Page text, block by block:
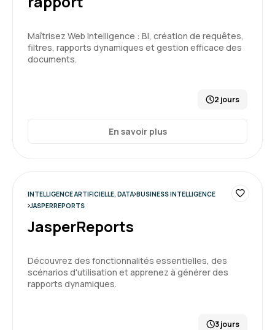
Maîtrisez Web Intelligence : BI, création de requêtes,
filtres, rapports dynamiques et gestion efficace des
documents.
2 jours
En savoir plus
INTELLIGENCE ARTIFICIELLE, DATA BUSINESS INTELLIGENCE
JASPERREPORTS
JasperReports
Découvrez des fonctionnalités essentielles, des
scénarios d'utilisation et apprenez à générer des
rapports dynamiques.
3 jours